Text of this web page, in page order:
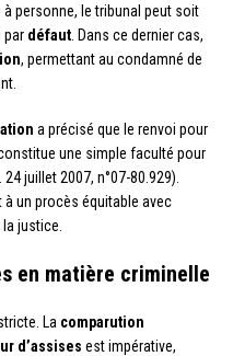
à personne, le tribunal peut soit
par défaut . Dans ce dernier cas,
, permettant au condamné de
a précisé que le renvoi pour
une simple faculté pour
juillet 2007, n°07-80.929).
un procès équitable avec
justice.
en matière criminelle
La comparution
d’assises est impérative,